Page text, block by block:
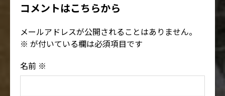
コメントはこちらから
メールアドレスが公開されることはありません。
※ が付いている欄は必須項目です
名前 ※